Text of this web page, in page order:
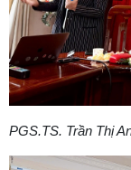
PGS.TS. Trần Thị